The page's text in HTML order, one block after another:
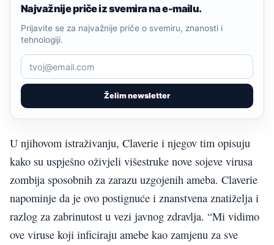
Najvažnije priče iz svemira na e-mailu.
Želim newsletter
Prijavite se za najvažnije priče o svemiru, znanosti i
tehnologiji.
U njihovom istraživanju, Claverie i njegov tim opisuju
kako su uspješno oživjeli višestruke nove sojeve virusa
zombija sposobnih za zarazu uzgojenih ameba. Claverie
napominje da je ovo postignuće i znanstvena znatiželja i
razlog za zabrinutost u vezi javnog zdravlja. “Mi vidimo
ove viruse koji inficiraju amebe kao zamjenu za sve